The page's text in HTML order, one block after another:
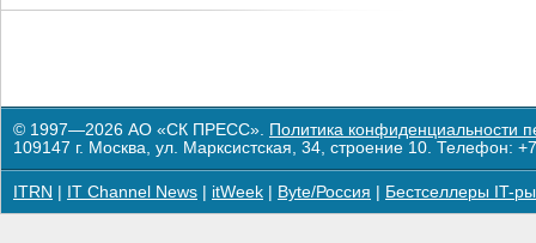
© 1997—2026 АО «СК ПРЕСС». Политика конфиденциальности
109147 г. Москва, ул. Марксистская, 34, строение 10. Телефон:
ITRN IT Channel News itWeek Byte/Россия Бестселлеры IT-